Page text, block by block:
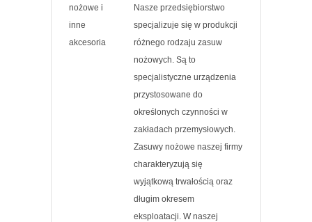
Nasze przedsiębiorstwo
specjalizuje się w produkcji
różnego rodzaju zasuw
nożowych. Są to
specjalistyczne urządzenia
przystosowane do
określonych czynności w
zakładach przemysłowych.
Zasuwy nożowe naszej firmy
charakteryzują się
wyjątkową trwałością oraz
długim okresem
eksploatacji. W naszej